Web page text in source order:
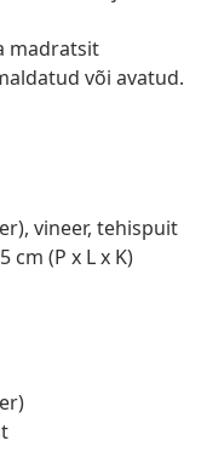
madratsit
või avatud.
vineer, tehispuit
cm (P x L x K)